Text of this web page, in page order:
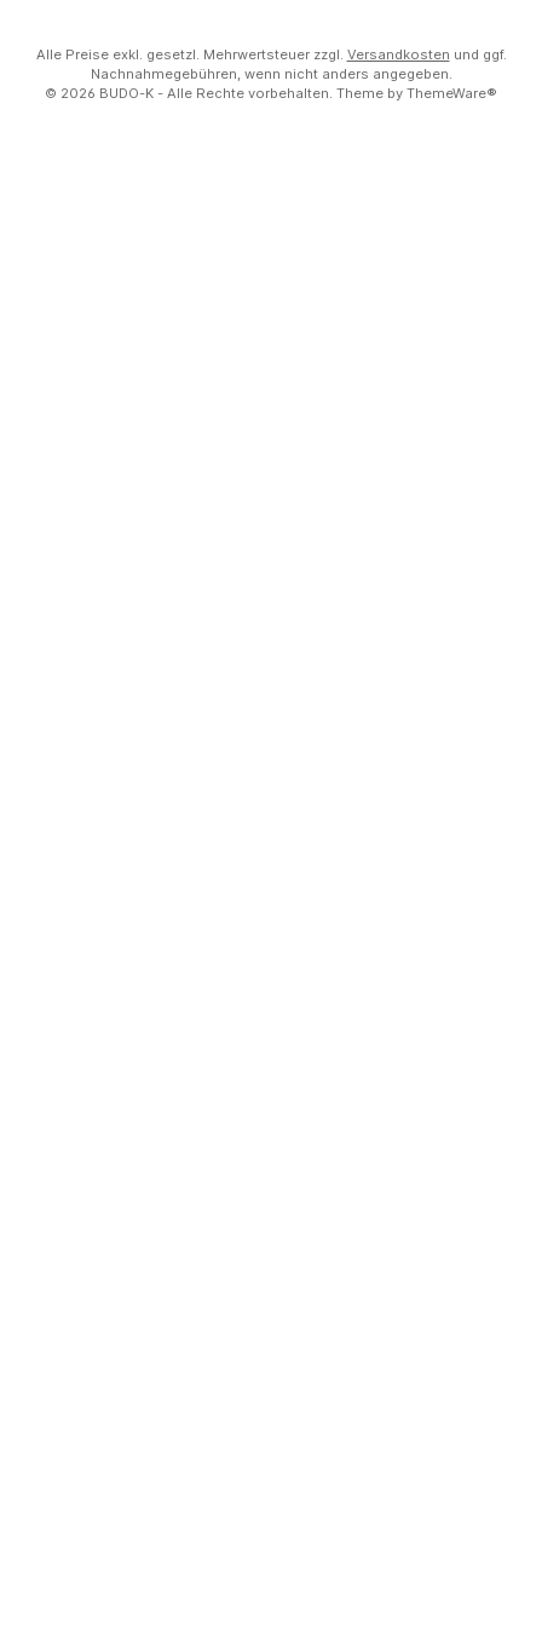
Alle Preise exkl. gesetzl. Mehrwertsteuer zzgl. Versandkosten und ggf.
Nachnahmegebühren, wenn nicht anders angegeben.
© 2026 BUDO-K - Alle Rechte vorbehalten. Theme by ThemeWare®